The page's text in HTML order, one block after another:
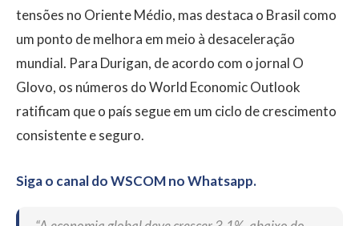
tensões no Oriente Médio, mas destaca o Brasil como
um ponto de melhora em meio à desaceleração
mundial. Para Durigan, de acordo com o jornal O
Glovo, os números do World Economic Outlook
ratificam que o país segue em um ciclo de crescimento
consistente e seguro.
Siga o canal do WSCOM no Whatsapp.